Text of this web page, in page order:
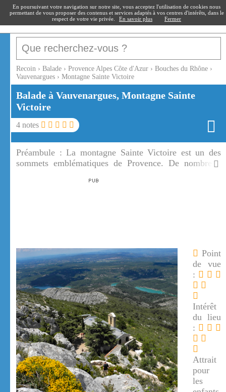
recoin.fr
Recoin › Balade › Provence Alpes Côte d'Azur › Bouches du Rhône ›
Vauvenargues › Montagne Sainte Victoire
Balade à Vauvenargues, Montagne Sainte
Victoire
4 notes
Préambule :La montagne Sainte Victoire est un des
sommets emblématiques de Provence. De nombreux
montagne Sainte Victoire.
Point
de vue
:
Intérêt
du lieu
:
Attrait
pour
les
En poursuivant votre navigation sur notre site, vous acceptez l'utilisation de cookies nous
permettant de vous proposer des contenus et services adaptés à vos centres d'intérêts, dans le
respect de votre vie privée.
En savoir plus Fermer